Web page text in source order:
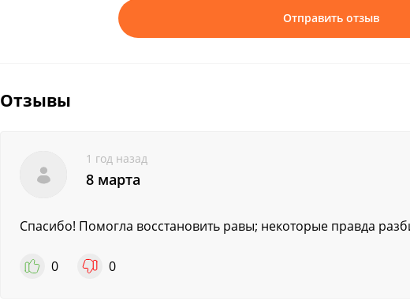
Отправить отзыв
Отзывы
1 год назад
8 марта
Спасибо! Помогла восстановить равы; некоторые правда
0 0